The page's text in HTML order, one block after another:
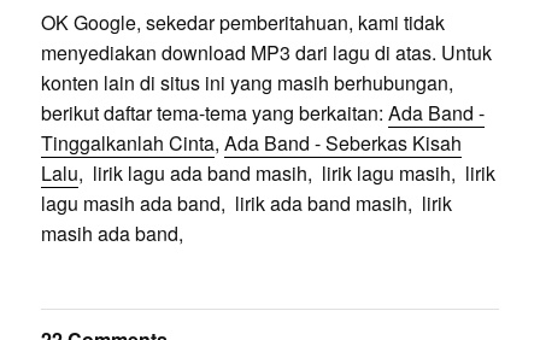
OK Google, sekedar pemberitahuan, kami tidak
menyediakan download MP3 dari lagu di atas. Untuk
konten lain di situs ini yang masih berhubungan,
berikut daftar tema-tema yang berkaitan: Ada Band -
Tinggalkanlah Cinta, Ada Band - Seberkas Kisah
Lalu, lirik lagu ada band masih, lirik lagu masih, lirik
lagu masih ada band, lirik ada band masih, lirik
masih ada band,